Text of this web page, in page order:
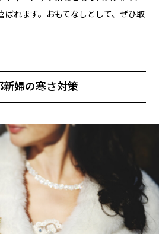
ばれます。おもてなしとして、ぜひ取
婦の寒さ対策